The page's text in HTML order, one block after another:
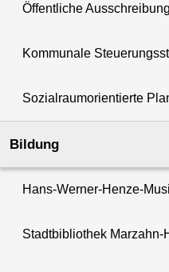
Öffentliche
Kommunale
Sozialraumorientierte
Bildung
Hans-Werner-Henze-
Stadtbibliothek Marzahn-